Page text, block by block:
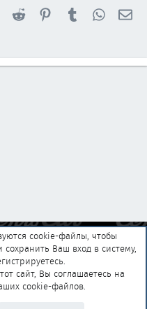
Reddit PinterestTumblr
Главная
R
cookie-файлы, чтобы
Ваш вход в систему,
сайт, Вы соглашаетесь на
cookie-файлов.